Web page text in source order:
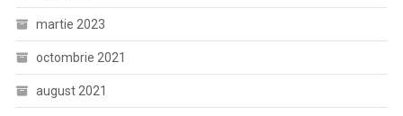
martie 2023
octombrie 2021
august 2021